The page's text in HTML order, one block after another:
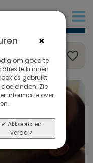
×
om goed te
te kunnen
gebruikt
Zie
informatie over
✔ Akkoord en
verder>